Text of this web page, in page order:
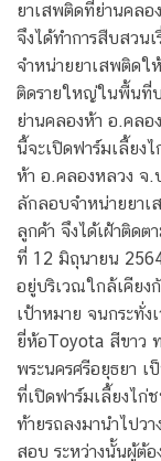
ยาเสพติดที่ย่านคลอ
จึงได้ทำการสืบสวน
จำหน่ายยาเสพติด
ติดรายใหญ่ในพื้นที่
ย่านคลองห้า อ.คลอ
นี้จะเปิดฟาร์มเลี้ย
ห้า อ.คลองหลวง จ
ลักลอบจำหน่ายยาเ
ลูกค้า จึงได้เฝ้าติดต
ที่ 12 มิถุนายน
อยู่บริเวณใกล้เคียง
เป้าหมาย จนกระทั่
ยี่ห้อToyota สีขาว
พระนครศรีอยุธยา
ที่เปิดฟาร์มเลี้ยงไก่
ท้ายรถลงมานำไปวา
สอบ ระหว่างนั้นผู้ต้